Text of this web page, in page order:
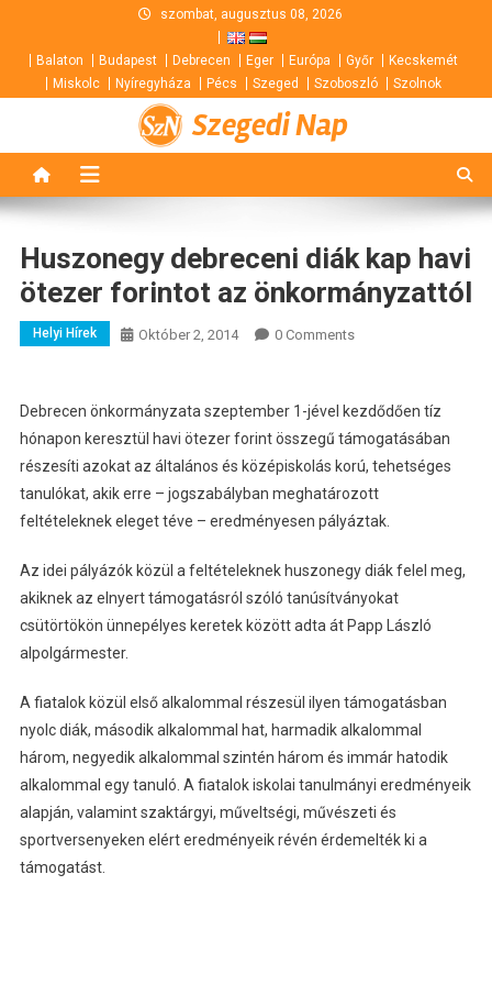
content
szombat, augusztus 08, 2026
Balaton Budapest Debrecen Eger Európa Győr
Kecskemét
Miskolc
Nyíregyháza Pécs Szeged Szoboszló Szolnok
Szegedi Nap
Huszonegy debreceni diák kap havi
ötezer forintot az önkormányzattól
Helyi Hírek Október 2, 2014 0 Comments
Debrecen önkormányzata szeptember 1-jével kezdődően tíz
hónapon keresztül havi ötezer forint összegű támogatásában
részesíti azokat az általános és középiskolás korú, tehetséges
tanulókat, akik erre – jogszabályban meghatározott
feltételeknek eleget téve – eredményesen pályáztak.
Az idei pályázók közül a feltételeknek huszonegy diák felel meg,
akiknek az elnyert támogatásról szóló tanúsítványokat
csütörtökön ünnepélyes keretek között adta át Papp László
alpolgármester.
A fiatalok közül első alkalommal részesül ilyen támogatásban
nyolc diák, második alkalommal hat, harmadik alkalommal
három, negyedik alkalommal szintén három és immár hatodik
alkalommal egy tanuló. A fiatalok iskolai tanulmányi eredményeik
alapján, valamint szaktárgyi, műveltségi, művészeti és
sportversenyeken elért eredményeik révén érdemelték ki a
támogatást.